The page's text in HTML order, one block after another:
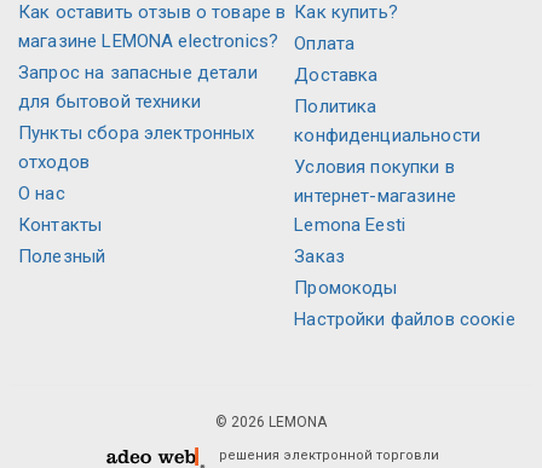
Как оставить отзыв о товаре в
магазине LEMONA electronics?
Запрос на запасные детали
для бытовой техники
Пункты сбора электронных
отходов
О нас
Контакты
Полезный
Как купить?
Оплата
Доставка
Политика
конфиденциальности
Условия покупки в
интернет-магазине
Lemona Eesti
Заказ
Промокоды
Настройки файлов соокіе
© 2026 LEMONA
решения электронной торговли